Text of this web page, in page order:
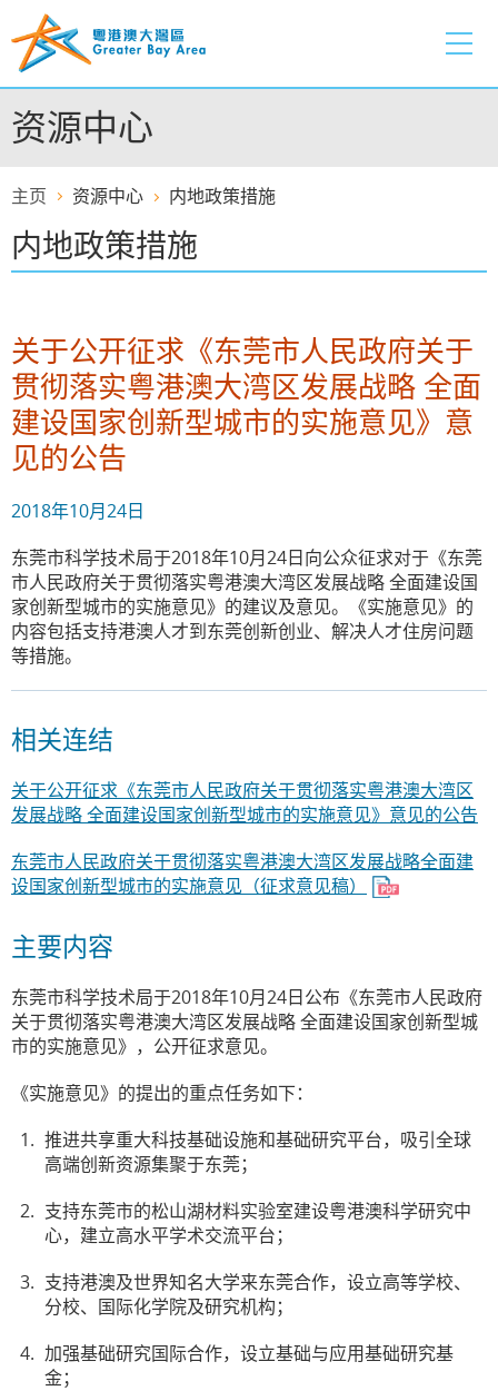
至
容
的
开
资源中心
主页 资源中心 内地政策措施
内地政策措施
关于公开征求《东莞市人民政府关于
贯彻落实粤港澳大湾区发展战略 全面
建设国家创新型城市的实施意见》意
见的公告
2018年10月24日
东莞市科学技术局于2018年10月24日向公众征求对于《东莞
市人民政府关于贯彻落实粤港澳大湾区发展战略 全面建设国
家创新型城市的实施意见》的建议及意见。《实施意见》的
内容包括支持港澳人才到东莞创新创业、解决人才住房问题
等措施。
相关连结
关于公开征求《东莞市人民政府关于贯彻落实粤港澳大湾区
发展战略 全面建设国家创新型城市的实施意见》意见的公告
东莞市人民政府关于贯彻落实粤港澳大湾区发展战略全面建
设国家创新型城市的实施意见（征求意见稿）
主要内容
东莞市科学技术局于2018年10月24日公布《东莞市人民政府
关于贯彻落实粤港澳大湾区发展战略 全面建设国家创新型城
市的实施意见》，公开征求意见。
《实施意见》的提出的重点任务如下：
推进共享重大科技基础设施和基础研究平台，吸引全球
高端创新资源集聚于东莞；
支持东莞市的松山湖材料实验室建设粤港澳科学研究中
心，建立高水平学术交流平台；
支持港澳及世界知名大学来东莞合作，设立高等学校、
分校、国际化学院及研究机构；
加强基础研究国际合作，设立基础与应用基础研究基
金；